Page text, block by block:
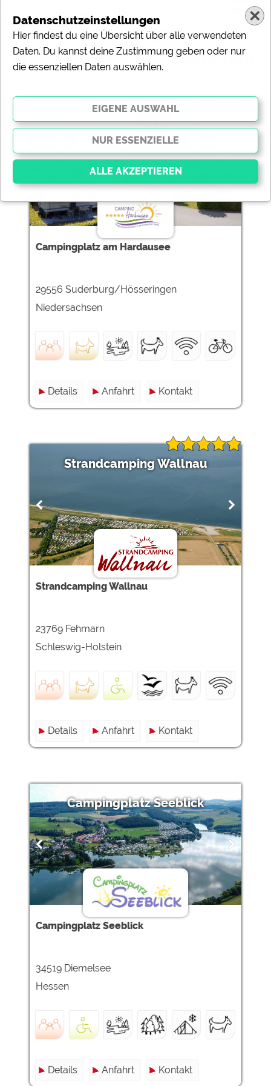
Ergebnisse für 'Fahrradfahren'
Campingplatz am Hardausee
Campingplatz am Hardausee
29556 Suderburg/Hösseringen
Niedersachsen
Details Anfahrt Kontakt
Strandcamping Wallnau
Strandcamping Wallnau
23769 Fehmarn
Schleswig-Holstein
Details Anfahrt Kontakt
Campingplatz Seeblick
Campingplatz Seeblick
34519 Diemelsee
Hessen
Details Anfahrt Kontakt
Datenschutzeinstellungen
Hier findest du eine Übersicht über alle verwendeten
Daten. Du kannst deine Zustimmung geben oder nur
die essenziellen Daten auswählen.
Essenziell
Essenzielle Cookies ermöglichen grundlegende
Funktionen und sind für die einwandfreie Funktion der
Website dringend erforderlich. Ohne diese Cookies
Externe Medien
Campingplatzvorschau (Vorschau
der Internetseiten von
siehe Datenschutzerklärung des
jeweiligen Anbieters
Google reCAPTCHA (Formulare) https://policies.google.com/privacy
Statistiken
Google Analytics https://policies.google.com/privacy
Marketing
Google Ads
Google AdSense
https://policies.google.com/privacy
Google Remarketing
https://policies.google.com/privacy
Die Cookieeinstellungen können jeder Zeit im Footer